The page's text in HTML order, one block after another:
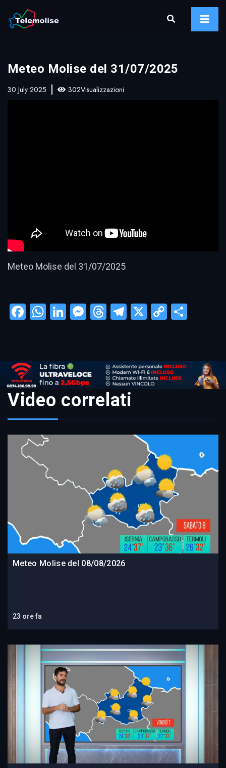
Meteo Molise del 31/07/2025
30 July 2025 302Visualizzazioni
Meteo Molise del 31/07/2025
Facebook
WhatsApp
LinkedIn
Messenger
Threads
Telegram
X
Copy
Video correlati
Meteo Molise del 08/08/2026
23 ore fa